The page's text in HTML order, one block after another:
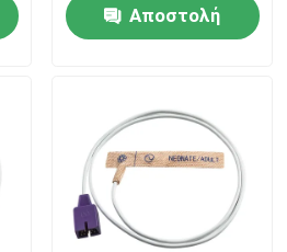
υφαντικό υφάσματος
Έλεγχος SpO2 μιας
Αποστολή